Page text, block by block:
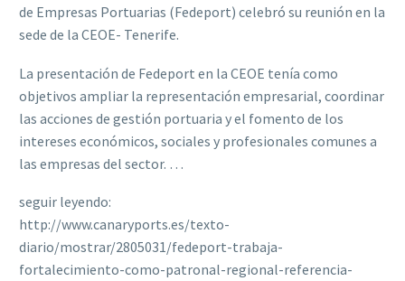
de Empresas Portuarias (Fedeport) celebró su reunión en la
sede de la CEOE- Tenerife.
La presentación de Fedeport en la CEOE tenía como
objetivos ampliar la representación empresarial, coordinar
las acciones de gestión portuaria y el fomento de los
intereses económicos, sociales y profesionales comunes a
las empresas del sector. …
seguir leyendo:
http://www.canaryports.es/texto-
diario/mostrar/2805031/fedeport-trabaja-
fortalecimiento-como-patronal-regional-referencia-